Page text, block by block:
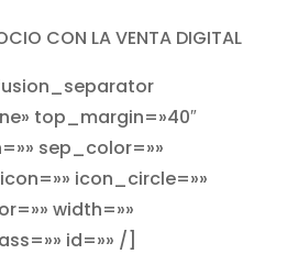
CON LA VENTA DIGITAL
top_margin=»40″
sep_color=»»
icon_circle=»»
width=»»
id=»» /]